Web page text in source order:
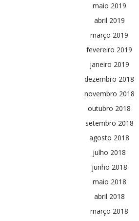
maio 2019
abril 2019
março 2019
fevereiro 2019
janeiro 2019
dezembro 2018
novembro 2018
outubro 2018
setembro 2018
agosto 2018
julho 2018
junho 2018
maio 2018
abril 2018
março 2018